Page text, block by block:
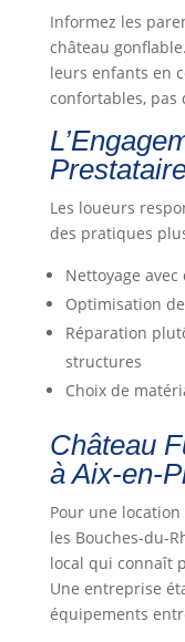
Informez les
château
leurs enfants en
confortables, pas
Les loueurs
des pratiques
Nettoyage
Optimisation
Réparation
structures
Choix de
Château
à Aix-en-
Pour une
les Bouches-du-
local qui connaît
Une entreprise
équipements